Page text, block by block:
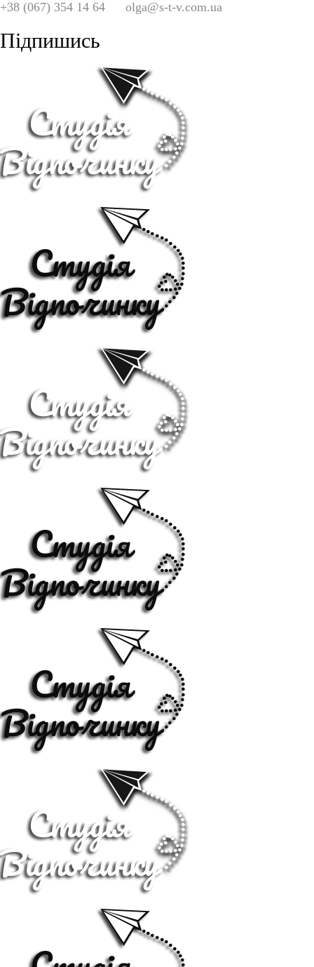
+38 (067) 354 14 64 olga@s-t-v.com.ua
Підпишись